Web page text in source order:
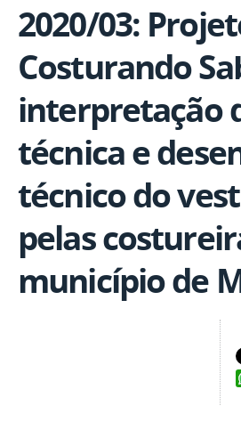
2020/03:
Costurando
interpretação
técnica e
técnico do
pelas
município de